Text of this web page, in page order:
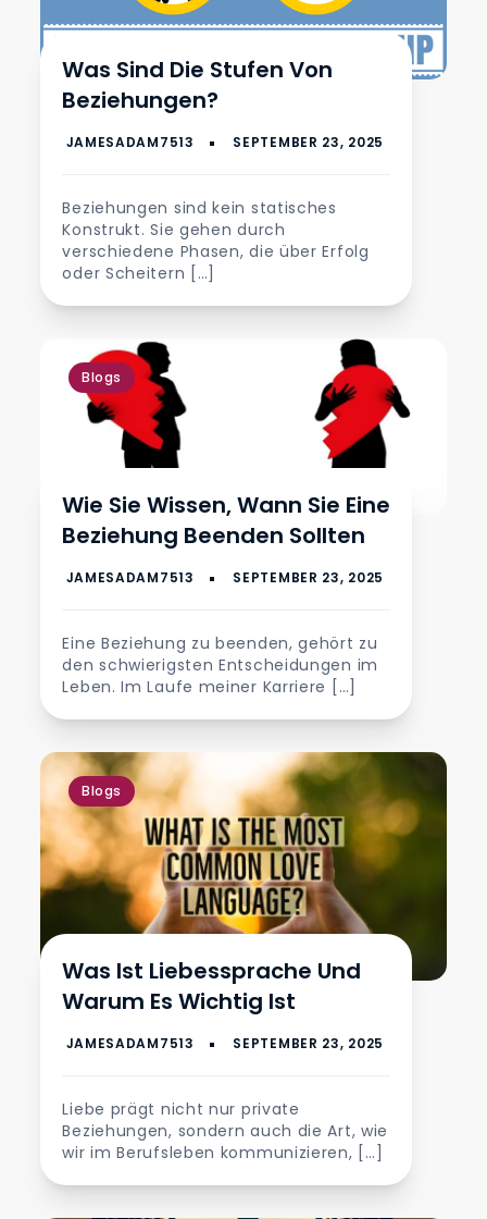
Was Sind Die Stufen Von
Beziehungen?
Beziehungen sind kein statisches
Konstrukt. Sie gehen durch
verschiedene Phasen, die über Erfolg
oder Scheitern […]
Blogs
Wie Sie Wissen, Wann Sie Eine
Beziehung Beenden Sollten
Eine Beziehung zu beenden, gehört zu
den schwierigsten Entscheidungen im
Leben. Im Laufe meiner Karriere […]
Blogs
Was Ist Liebessprache Und
Warum Es Wichtig Ist
Liebe prägt nicht nur private
Beziehungen, sondern auch die Art, wie
wir im Berufsleben kommunizieren, […]